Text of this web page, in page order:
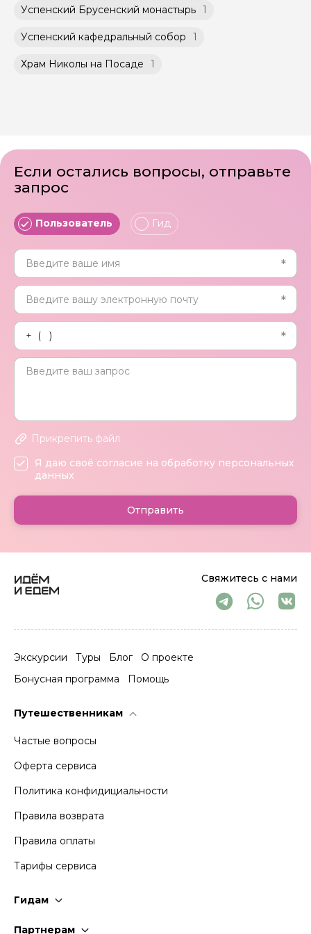
Успенский Брусенский монастырь 1
Успенский кафедральный собор 1
Храм Николы на Посаде 1
Свяжитесь с нами
Экскурсии Туры Блог
О проекте
Бонусная программа
Помощь
Путешественникам
Частые вопросы
Оферта сервиса
Политика конфидициальности
Правила возврата
Правила оплаты
Тарифы сервиса
Гидам
Партнерам
Если остались вопросы, отправьте
запрос
Пользователь Гид
Прикрепить файл
Я даю своё согласие на обработку персональных
данных
Отправить